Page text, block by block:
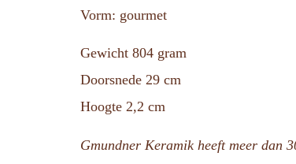
Vorm: gourmet
Gewicht 804 gram
Doorsnede 29 cm
Hoogte 2,2 cm
Gmundner Keramik heeft meer dan